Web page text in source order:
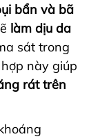
bẩn và bã
làm dịu da
sát trong
này giúp
rát trên